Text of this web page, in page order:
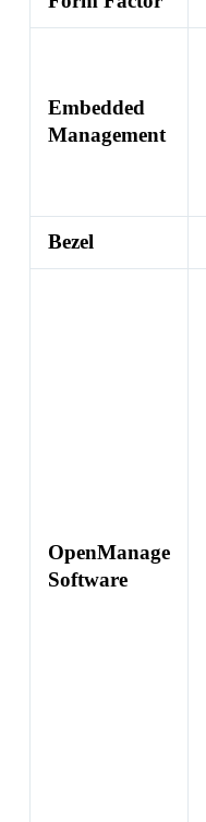
Embedded
Management
Bezel
OpenManage
Software